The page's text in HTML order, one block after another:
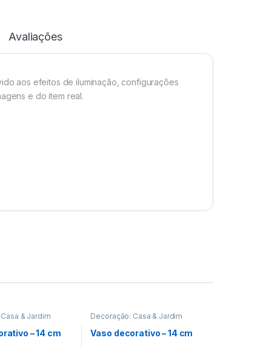
Avaliações
aos efeitos de iluminação, configurações
e do item real.
& Jardim
– 14 cm
Decoração: Casa & Jardim
Vaso decorativo – 14 cm